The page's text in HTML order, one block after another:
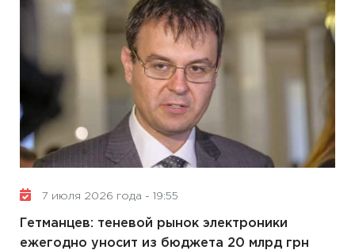
7 июля 2026 года - 19:55
Гетманцев: теневой рынок электроники
ежегодно уносит из бюджета 20 млрд грн